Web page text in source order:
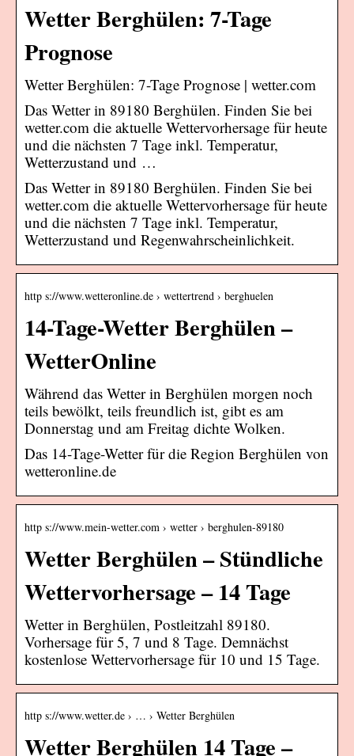
Wetter Berghülen: 7-Tage
Prognose
Wetter Berghülen: 7-Tage Prognose | wetter.com
Das Wetter in 89180 Berghülen. Finden Sie bei
wetter.com die aktuelle Wettervorhersage für heute
und die nächsten 7 Tage inkl. Temperatur,
Wetterzustand und …
Das Wetter in 89180 Berghülen. Finden Sie bei
wetter.com die aktuelle Wettervorhersage für heute
und die nächsten 7 Tage inkl. Temperatur,
Wetterzustand und Regenwahrscheinlichkeit.
http s://www.wetteronline.de › wettertrend › berghuelen
14-Tage-Wetter Berghülen –
WetterOnline
Während das Wetter in Berghülen morgen noch
teils bewölkt, teils freundlich ist, gibt es am
Donnerstag und am Freitag dichte Wolken.
Das 14-Tage-Wetter für die Region Berghülen von
wetteronline.de
http s://www.mein-wetter.com › wetter › berghulen-89180
Wetter Berghülen – Stündliche
Wettervorhersage – 14 Tage
Wetter in Berghülen, Postleitzahl 89180.
Vorhersage für 5, 7 und 8 Tage. Demnächst
kostenlose Wettervorhersage für 10 und 15 Tage.
http s://www.wetter.de › … › Wetter Berghülen
Wetter Berghülen 14 Tage –